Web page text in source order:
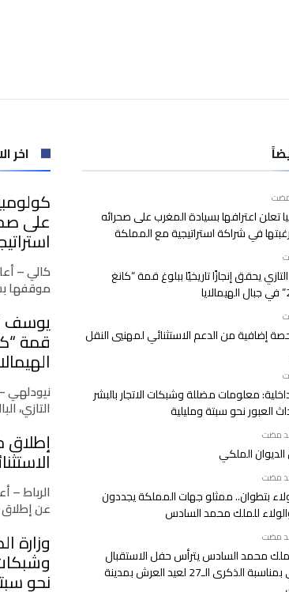
تعلن اعترافها بسيادة المغرب على صحرائه
في شراكة استراتيجية مع المملكة
يحقق إنجازًا تاريخيًا ببلوغ قمة “كانغ
إضافية من الدعم الاستثنائي لمهنيي النقل
معلومات مضللة وشبكات الاتجار بالبشر
العبور نحو سبتة ومليلية
مضت‬
الملكي
مضت‬
بتطوان.. ممثلو جهات المملكة يجددون
للملك محمد السادس
مضت‬
محمد السادس يترأس حفل الاستقبال
الرسمي بمناسبة الذكرى الـ27 لعيد العرش بمدينة
اخر
على
كالي –
موقفها
يوسف
نيودلهي
التازي، البالغ
إطلاق
الرباط –
عن
وزارة
وشبكات
نحو